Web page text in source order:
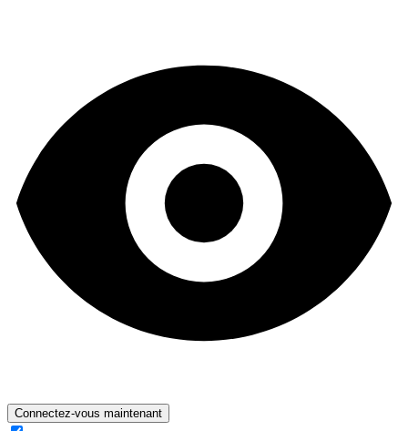
Connectez-vous maintenant